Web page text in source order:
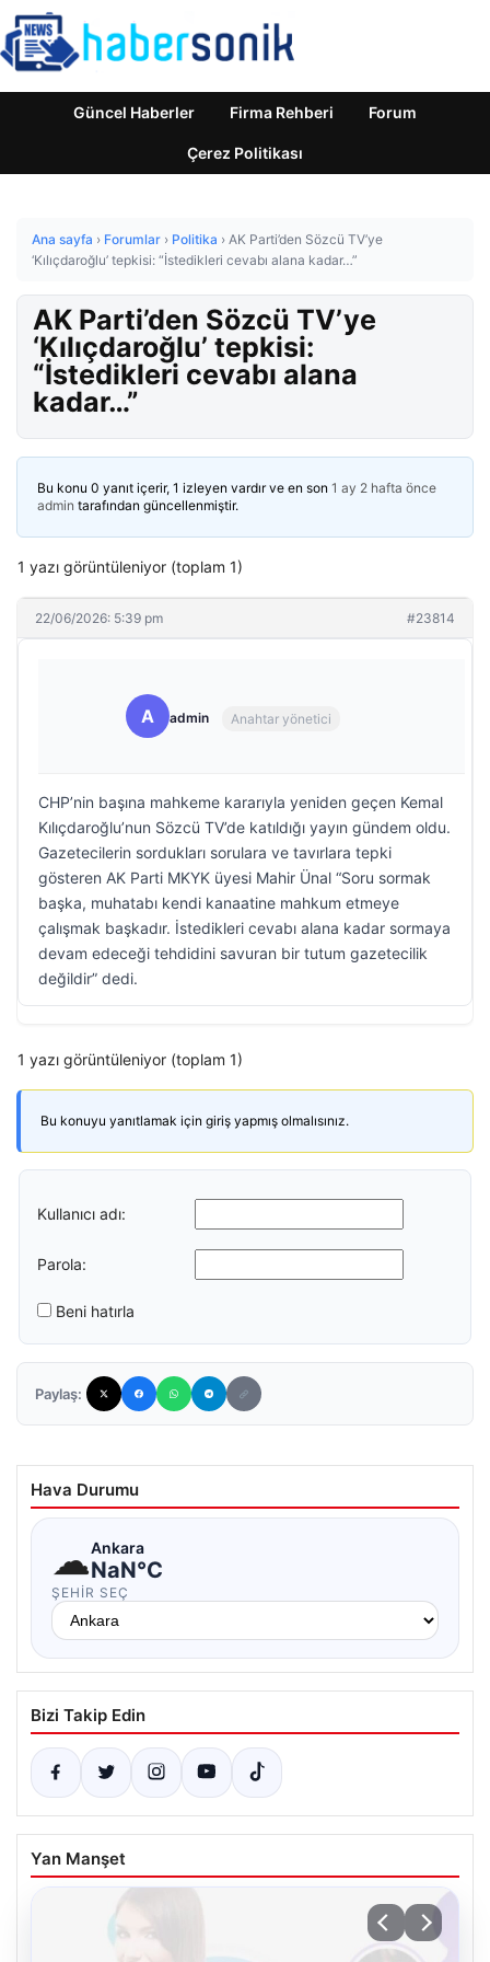
Güncel Haberler Firma Rehberi Forum
Çerez Politikası
Ana sayfa › Forumlar › Politika › AK Parti’den Sözcü TV’ye
‘Kılıçdaroğlu’ tepkisi: “İstedikleri cevabı alana kadar…”
AK Parti’den Sözcü TV’ye
‘Kılıçdaroğlu’ tepkisi:
“İstedikleri cevabı alana
kadar…”
Bu konu 0 yanıt içerir, 1 izleyen vardır ve en son 1 ay 2 hafta önce
admin tarafından güncellenmiştir.
1 yazı görüntüleniyor (toplam 1)
22/06/2026: 5:39 pm #23814
A admin Anahtar yönetici
CHP’nin başına mahkeme kararıyla yeniden geçen Kemal
Kılıçdaroğlu’nun Sözcü TV’de katıldığı yayın gündem oldu.
Gazetecilerin sordukları sorulara ve tavırlara tepki
gösteren AK Parti MKYK üyesi Mahir Ünal “Soru sormak
başka, muhatabı kendi kanaatine mahkum etmeye
çalışmak başkadır. İstedikleri cevabı alana kadar sormaya
devam edeceği tehdidini savuran bir tutum gazetecilik
değildir” dedi.
1 yazı görüntüleniyor (toplam 1)
Bu konuyu yanıtlamak için giriş yapmış olmalısınız.
Kullanıcı adı:
Parola:
Beni hatırla
Paylaş:
Hava Durumu
☁Ankara
NaN°C
ŞEHIR SEÇ
Bizi Takip Edin
Yan Manşet